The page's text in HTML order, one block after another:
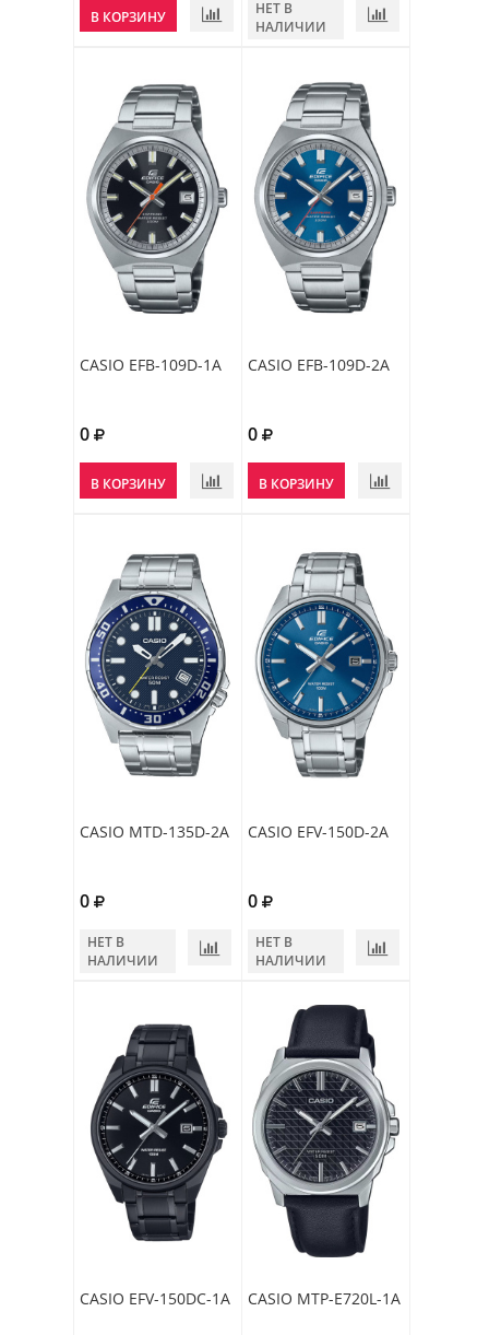
В КОРЗИНУ
НЕТ В
НАЛИЧИИ
CASIO EFB-109D-1A
0
В КОРЗИНУ
CASIO EFB-109D-2A
0
В КОРЗИНУ
CASIO MTD-135D-2A
0
НЕТ В
НАЛИЧИИ
CASIO EFV-150D-2A
0
НЕТ В
НАЛИЧИИ
CASIO EFV-150DC-1A CASIO MTP-E720L-1A